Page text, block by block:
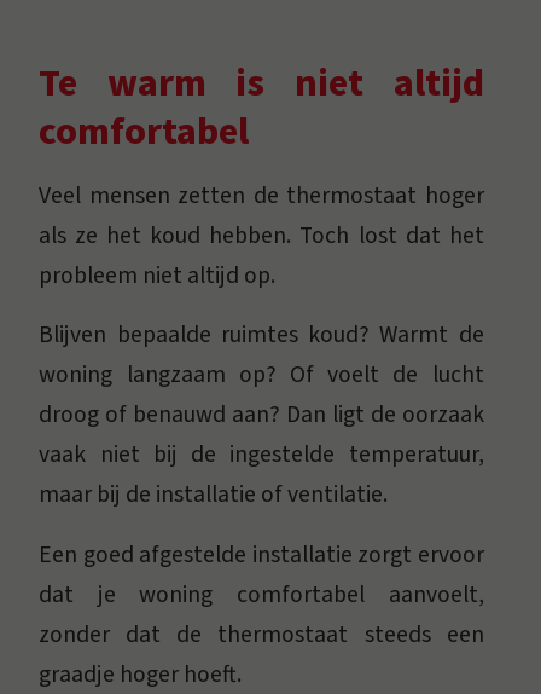
Te warm is niet altijd
comfortabel
Veel mensen zetten de thermostaat hoger
als ze het koud hebben. Toch lost dat het
probleem niet altijd op.
Blijven bepaalde ruimtes koud? Warmt de
woning langzaam op? Of voelt de lucht
droog of benauwd aan? Dan ligt de oorzaak
vaak niet bij de ingestelde temperatuur,
maar bij de installatie of ventilatie.
Een goed afgestelde installatie zorgt ervoor
dat je woning comfortabel aanvoelt,
zonder dat de thermostaat steeds een
graadje hoger hoeft.